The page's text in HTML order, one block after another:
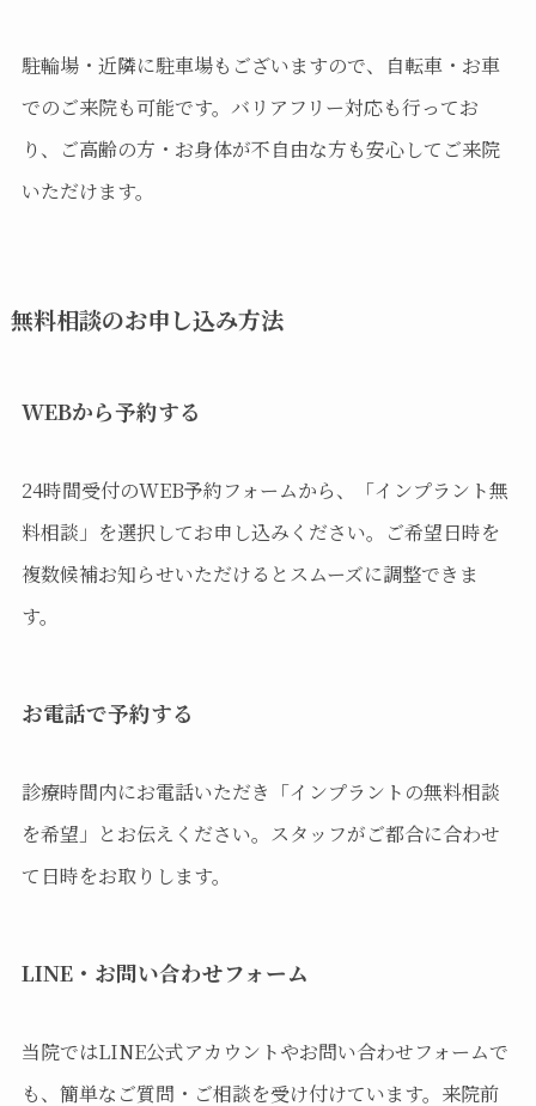
駐輪場・近隣に駐車場もございますので、自転車・お車
でのご来院も可能です。バリアフリー対応も行ってお
り、ご高齢の方・お身体が不自由な方も安心してご来院
いただけます。
無料相談のお申し込み方法
WEBから予約する
24時間受付のWEB予約フォームから、「インプラント無
料相談」を選択してお申し込みください。ご希望日時を
複数候補お知らせいただけるとスムーズに調整できま
す。
お電話で予約する
診療時間内にお電話いただき「インプラントの無料相談
を希望」とお伝えください。スタッフがご都合に合わせ
て日時をお取りします。
LINE・お問い合わせフォーム
当院ではLINE公式アカウントやお問い合わせフォームで
も、簡単なご質問・ご相談を受け付けています。来院前